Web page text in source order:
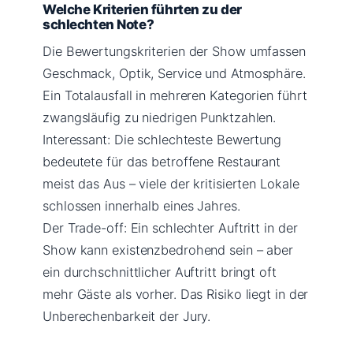
Welche Kriterien führten zu der
schlechten Note?
Die Bewertungskriterien der Show umfassen
Geschmack, Optik, Service und Atmosphäre.
Ein Totalausfall in mehreren Kategorien führt
zwangsläufig zu niedrigen Punktzahlen.
Interessant: Die schlechteste Bewertung
bedeutete für das betroffene Restaurant
meist das Aus – viele der kritisierten Lokale
schlossen innerhalb eines Jahres.
Der Trade-off: Ein schlechter Auftritt in der
Show kann existenzbedrohend sein – aber
ein durchschnittlicher Auftritt bringt oft
mehr Gäste als vorher. Das Risiko liegt in der
Unberechenbarkeit der Jury.